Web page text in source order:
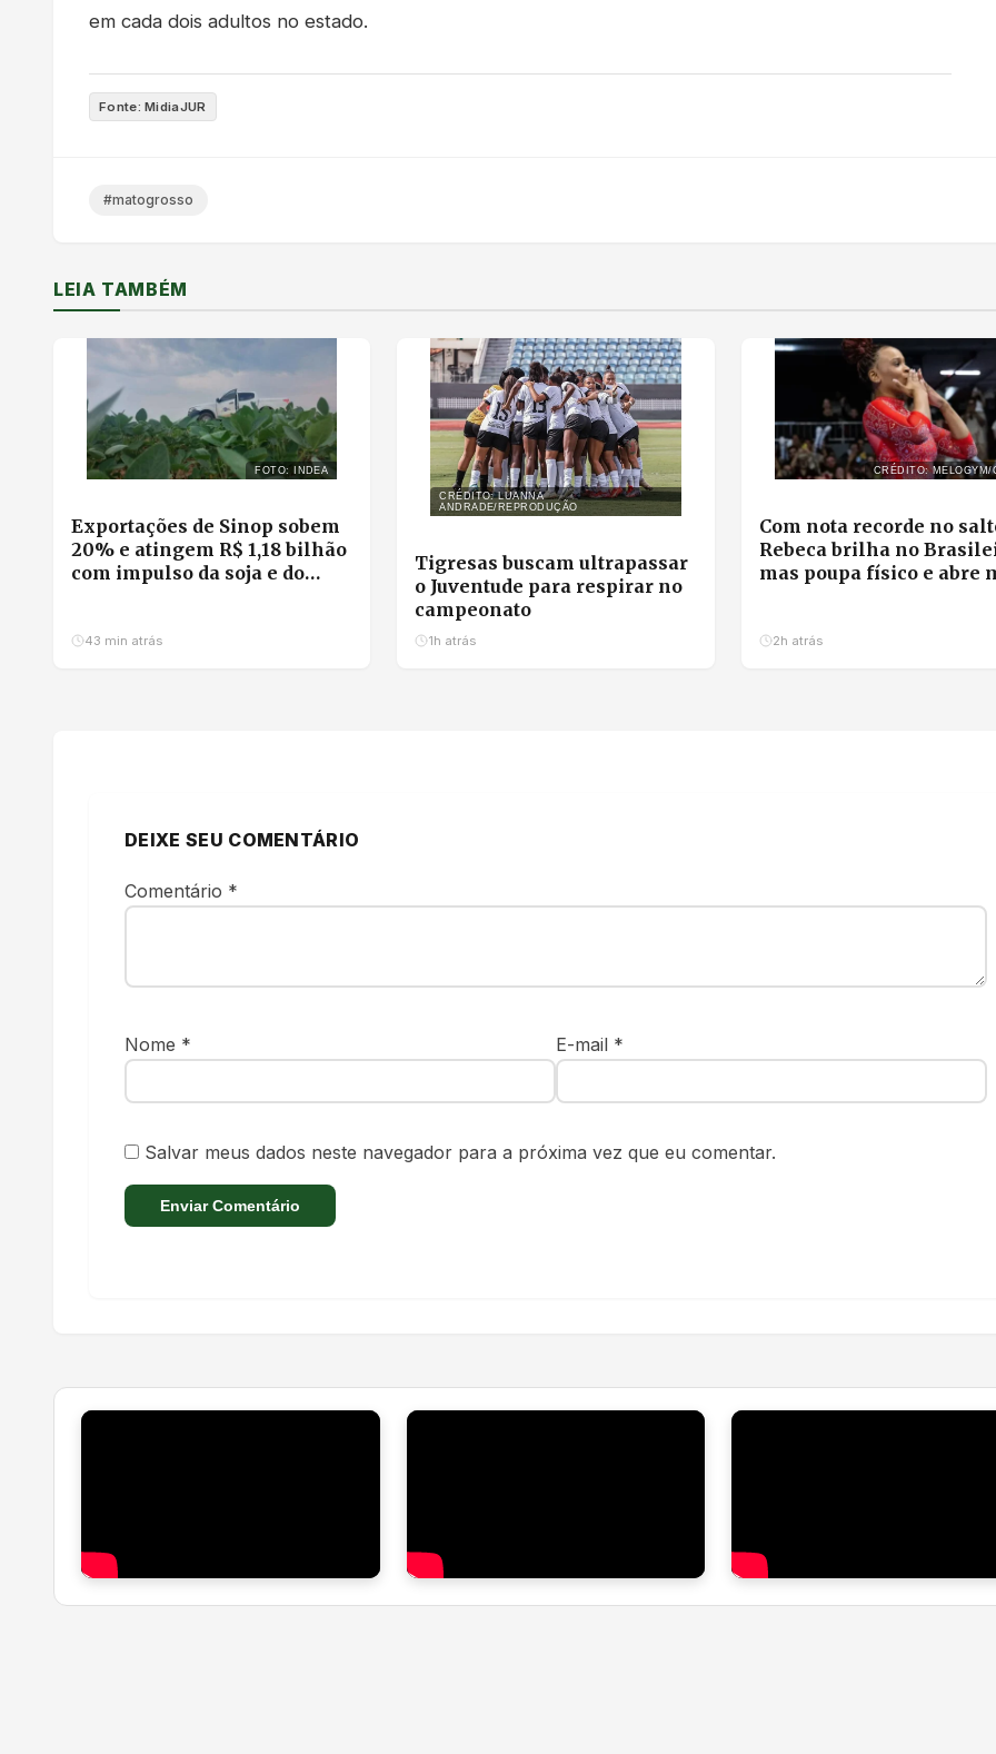
em cada dois adultos no estado.
Fonte: MidiaJUR
#matogrosso
LEIA TAMBÉM
FOTO: INDEA
Exportações de Sinop sobem
20% e atingem R$ 1,18 bilhão
com impulso da soja e do
43 min atrás
CRÉDITO: LUANNA
ANDRADE/REPRODUÇÃO
Tigresas buscam ultrapassar
o Juventude para respirar no
campeonato
1h atrás
CRÉDITO: MELOGYM/
Com nota recorde no
Rebeca brilha no
mas poupa físico e abre
2h atrás
DEIXE SEU COMENTÁRIO
Comentário *
Nome * E-mail *
Salvar meus dados neste navegador para a próxima vez que eu comentar.